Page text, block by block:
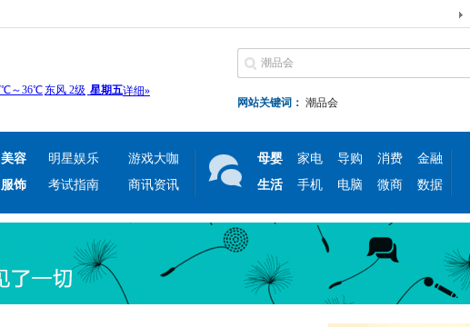
网站关键词： 潮品会
美容 明星娱乐
游戏大咖
服饰
考试指南 商讯资讯
母婴 家电 导购 消费
金融
生活
手机 电脑 微商 数据